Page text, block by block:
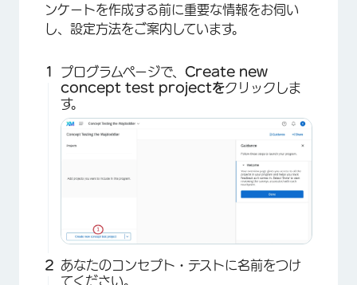
ンケートを作成する前に重要な情報をお伺い
し、設定方法をご案内しています。
プログラムページで、 Create new
concept test projectをクリックしま
す。
あなたのコンセプト・テストに名前をつけ
てください。